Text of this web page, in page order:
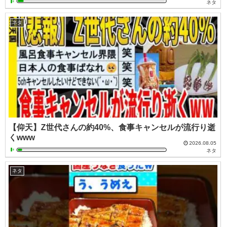
ネタ
ネタ
【仰天】Z世代さんの約40%、食事キャンセルが流行り逝
くwww
2026.08.05
ネタ
ネタ